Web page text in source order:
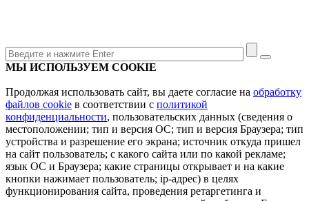
МЫ ИСПОЛЬЗУЕМ COOKIE
Продолжая использовать сайт, вы даете согласие на обработку
файлов cookie в соответствии с политикой
конфиденциальности, пользовательских данных (сведения о
местоположении; тип и версия ОС; тип и версия Браузера; тип
устройства и разрешение его экрана; источник откуда пришел
на сайт пользователь; с какого сайта или по какой рекламе;
язык ОС и Браузера; какие страницы открывает и на какие
кнопки нажимает пользователь; ip-адрес) в целях
функционирования сайта, проведения ретаргетинга и